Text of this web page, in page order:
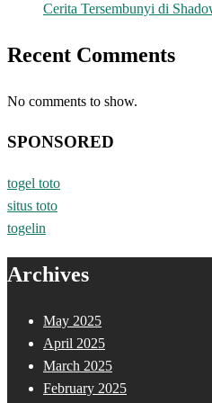
Cerita Tersembunyi di
Recent Comments
No comments to show.
SPONSORED
togel toto
situs toto
togelin
Archives
May 2025
April 2025
March 2025
February 2025